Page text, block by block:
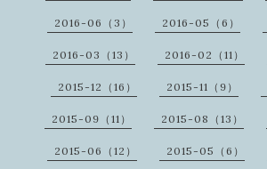
2016-06（3） 2016-05（6）
2016-03（13） 2016-02（11）
2015-12（16） 2015-11（9）
2015-09（11） 2015-08（13）
2015-06（12） 2015-05（6）